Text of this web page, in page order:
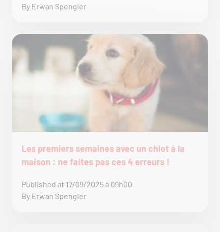
By Erwan Spengler
Les premiers semaines avec un chiot à la
maison : ne faites pas ces 4 erreurs !
Published at 17/09/2025 à 09h00
By Erwan Spengler